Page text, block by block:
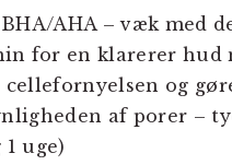
AHA – væk med
for en klarerer hud
cellefornyelsen og
af porer –
uge)